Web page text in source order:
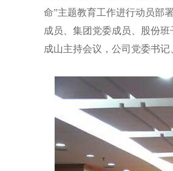
命”主题教育工作进行动员部
成员、集团党委成员、股份
成山主持会议，公司党委书记